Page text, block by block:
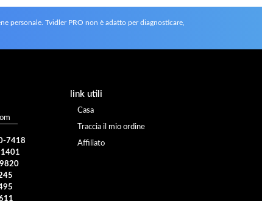
personale. Tvidler PRO non è adatto per diagnosticare,
7418
link utili
Casa
Traccia il mio ordine
Affiliato